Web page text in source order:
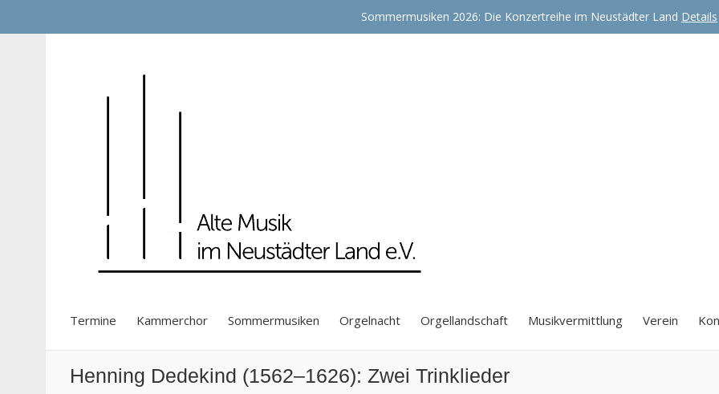
Sommermusiken 2026: Die Konzertreihe im Neustädter Land Details
Alte Musik im Neustädter Land e.V.
Termine Kammerchor Sommermusiken Orgelnacht Orgellandschaft Musikvermittlung Verein
Henning Dedekind (1562–1626): Zwei Trinklieder